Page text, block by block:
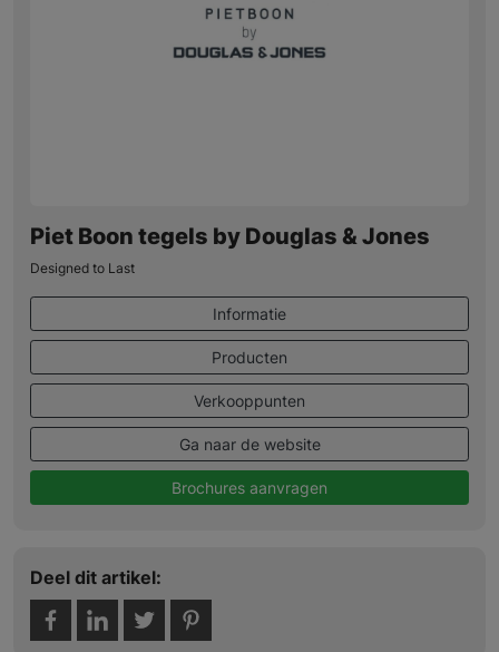
Piet Boon tegels by Douglas & Jones
Designed to Last
Informatie
Producten
Verkooppunten
Ga naar de website
Brochures aanvragen
Deel dit artikel: